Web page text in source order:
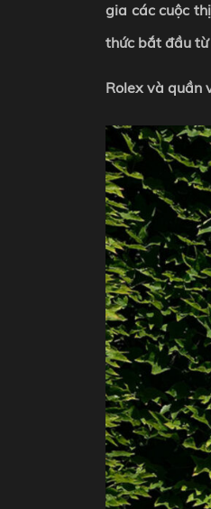
gia các cuộc
thức bắt đầu từ
Rolex và quần